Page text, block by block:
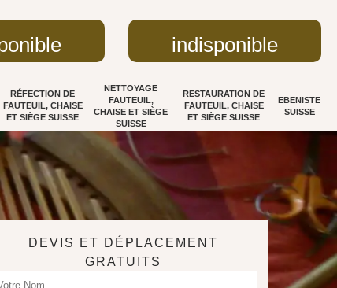
indisponible
RÉFECTION DE
FAUTEUIL, CHAISE
ET SIÈGE SUISSE
NETTOYAGE
FAUTEUIL,
CHAISE ET SIÈGE
SUISSE
RESTAURATION DE
FAUTEUIL, CHAISE
ET SIÈGE SUISSE
EBENISTE
SUISSE
DEVIS ET DÉPLACEMENT
GRATUITS